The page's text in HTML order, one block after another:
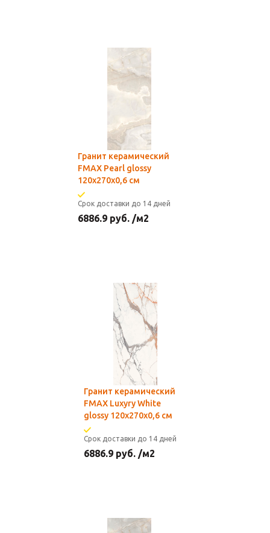
Гранит керамический
FMAX Pearl glossy
120х270х0,6 см
Срок доставки до 14 дней
6886.9 руб. /м2
Гранит керамический
FMAX Luxyry White
glossy 120х270х0,6 см
Срок доставки до 14 дней
6886.9 руб. /м2